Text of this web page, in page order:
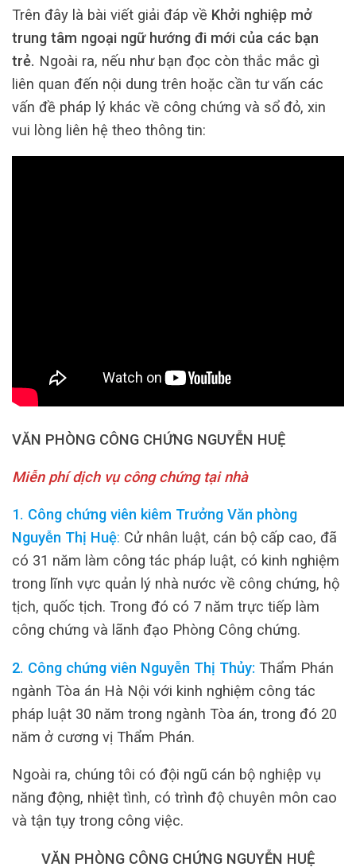
Trên đây là bài viết giải đáp về Khởi nghiệp mở
trung tâm ngoại ngữ hướng đi mới của các bạn
trẻ. Ngoài ra, nếu như bạn đọc còn thắc mắc gì
liên quan đến nội dung trên hoặc cần tư vấn các
vấn đề pháp lý khác về công chứng và sổ đỏ, xin
vui lòng liên hệ theo thông tin:
VĂN PHÒNG CÔNG CHỨNG NGUYỄN HUỆ
Miễn phí dịch vụ công chứng tại nhà
1. Công chứng viên kiêm Trưởng Văn phòng
Nguyễn Thị Huệ: Cử nhân luật, cán bộ cấp cao, đã
có 31 năm làm công tác pháp luật, có kinh nghiệm
trong lĩnh vực quản lý nhà nước về công chứng, hộ
tịch, quốc tịch. Trong đó có 7 năm trực tiếp làm
công chứng và lãnh đạo Phòng Công chứng.
2. Công chứng viên Nguyễn Thị Thủy: Thẩm Phán
ngành Tòa án Hà Nội với kinh nghiệm công tác
pháp luật 30 năm trong ngành Tòa án, trong đó 20
năm ở cương vị Thẩm Phán.
Ngoài ra, chúng tôi có đội ngũ cán bộ nghiệp vụ
năng động, nhiệt tình, có trình độ chuyên môn cao
và tận tụy trong công việc.
VĂN PHÒNG CÔNG CHỨNG NGUYỄN HUỆ